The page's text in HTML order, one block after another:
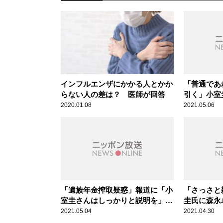
インフルエンザにかかる人とかか
らない人の差は？ 医師が回答
2020.01.08
「普通で
引く」小
敬・愛情
2021.05.06
「遺族年金搾取疑惑」報道に「小
室圭さんはしっかりと説明を」竹
田恒泰氏が指摘する“皇室が最も
2021.05.04
「さっさ
圭氏に森
イス
2021.04.30